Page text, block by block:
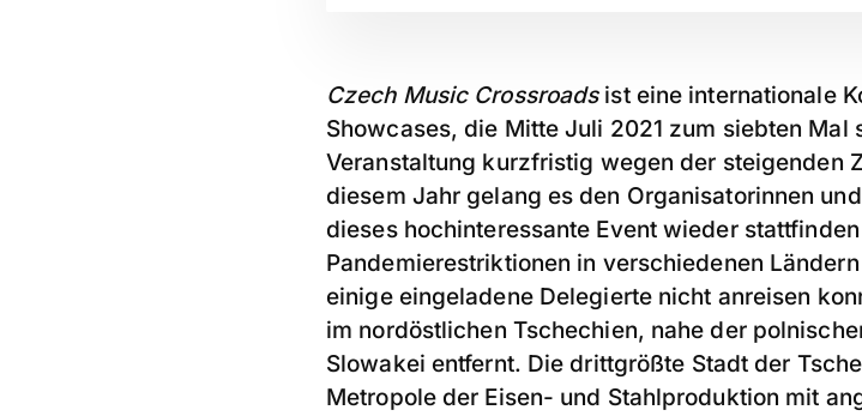
Czech Music Crossroadsist eine internationale
Showcases, die Mitte Juli 2021 zum siebten
Veranstaltung kurzfristig wegen der steigenden
diesem Jahr gelang es den Organisatorinnen
dieses hochinteressante Event wieder
Pandemierestriktionen in verschiedenen
einige eingeladene Delegierte nicht anreisen
im nordöstlichen Tschechien, nahe der
Slowakei entfernt. Die drittgrößte Stadt der
Metropole der Eisen- und Stahlproduktion mit